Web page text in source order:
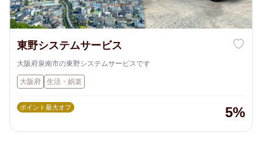
東野システムサービス
大阪府泉南市の東野システムサービスです
大阪府 生活・娯楽
ポイント最大オフ 5%